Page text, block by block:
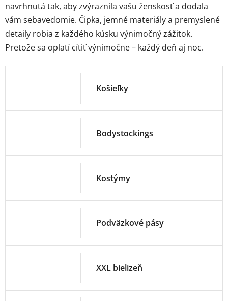
navrhnutá tak, aby zvýraznila vašu ženskosť a dodala
vám sebavedomie. Čipka, jemné materiály a premyslené
detaily robia z každého kúsku výnimočný zážitok.
Pretože sa oplatí cítiť výnimočne – každý deň aj noc.
Košieľky
Bodystockings
Kostýmy
Podväzkové pásy
XXL bielizeň